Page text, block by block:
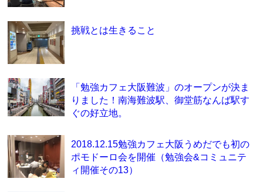
挑戦とは生きること
「勉強カフェ大阪難波」のオープンが決ま
りました！南海難波駅、御堂筋なんば駅す
ぐの好立地。
2018.12.15勉強カフェ大阪うめだでも初の
ポモドーロ会を開催（勉強会&コミュニテ
ィ開催その13）